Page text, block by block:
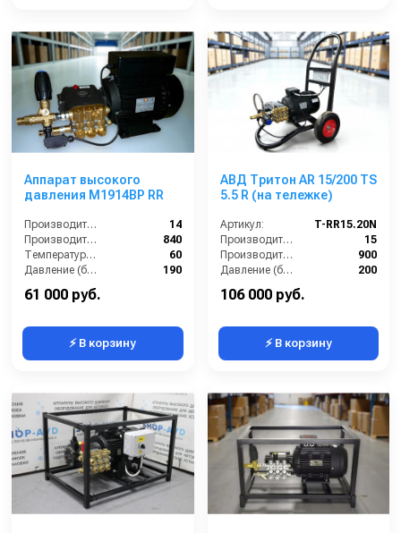
Аппарат высокого
давления M1914BP RR
Производительность (л/мин):
14
Производительность (л/ч):
840
Температура (°C):
60
Давление (бар):
190
61 000 руб.
⚡ В корзину
АВД Тритон AR 15/200 TS
5.5 R (на тележке)
Артикул:
T-RR15.20N
Производительность (л/мин):
15
Производительность (л/ч):
900
Давление (бар):
200
106 000 руб.
⚡ В корзину